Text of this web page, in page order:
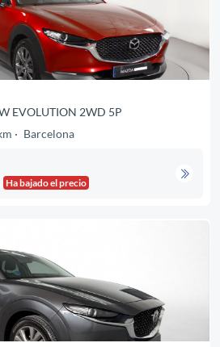
EVOLUTION 2WD 5P
Barcelona
Ha bajado el precio